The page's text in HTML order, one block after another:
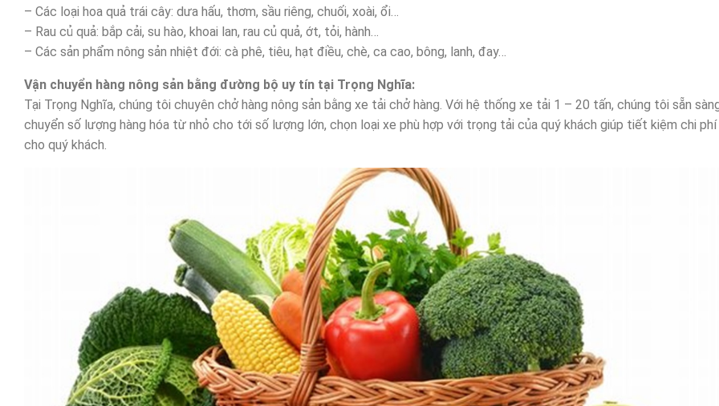
– Các loại hoa quả trái cây: dưa hấu, thơm, sầu riêng, chuối, xoài, ổi…
– Rau củ quả: bắp cải, su hào, khoai lan, rau củ quả, ớt, tỏi, hành…
– Các sản phẩm nông sản nhiệt đới: cà phê, tiêu, hạt điều, chè, ca cao, bông, lanh, đay…
Vận chuyển hàng nông sản bằng đường bộ uy tín tại Trọng Nghĩa:
Tại Trọng Nghĩa, chúng tôi chuyên chở hàng nông sản bằng xe tải chở hàng. Với hệ thống xe tải 1 – 20 tấn, chúng tôi sẵn
chuyển số lượng hàng hóa từ nhỏ cho tới số lượng lớn, chọn loại xe phù hợp với trọng tải của quý khách giúp tiết kiệm chi
cho quý khách.